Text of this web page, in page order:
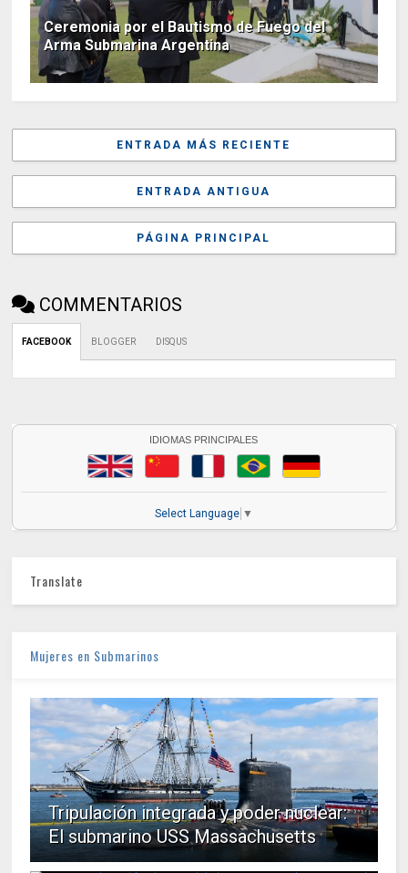
Ceremonia por el Bautismo de Fuego del
Arma Submarina Argentina
ENTRADA MÁS RECIENTE
ENTRADA ANTIGUA
PÁGINA PRINCIPAL
COMMENTARIOS
FACEBOOK BLOGGER DISQUS
IDIOMAS PRINCIPALES
Select Language ▼
Translate
Mujeres en Submarinos
Tripulación integrada y poder nuclear:
El submarino USS Massachusetts